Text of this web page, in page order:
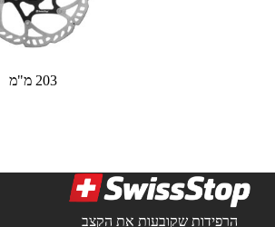
203 מ"מ
הרפידות שקובעות את הקצב